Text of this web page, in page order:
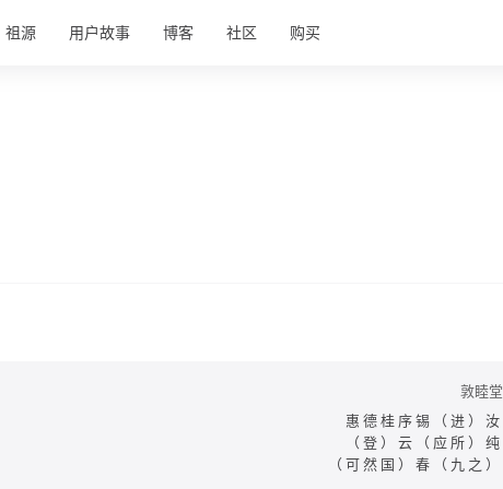
祖源 用户故事 博客 社区 购买
敦睦堂
惠德桂序锡（进）汝
（登）云（应所）纯
（可然国）春（九之）